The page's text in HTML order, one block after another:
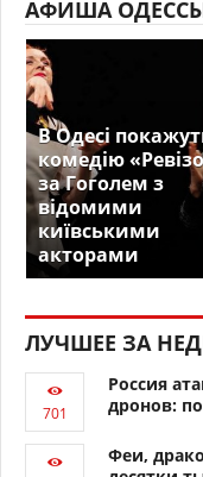
АФИША
В Одесі
комедію
за Гоголем з
відомими
київськими
акторами
ЛУЧШЕЕ ЗА
Россия
дронов:
Феи,